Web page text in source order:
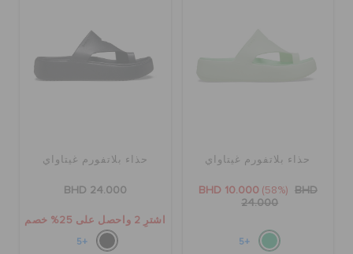
حذاء بلاتفورم غيتاواي
BHD 10.000 (58%)
BHD
24.000
+5
حذاء بلاتفورم غيتاواي
BHD 24.000
اشترِ 2 واحصل على 25% خصم
+5